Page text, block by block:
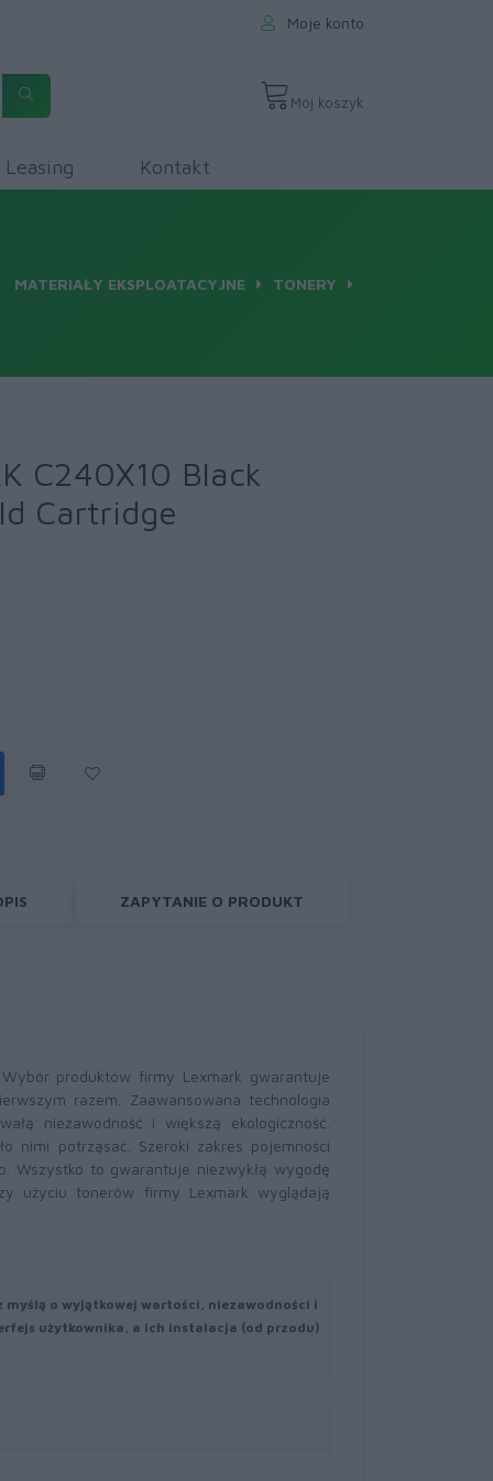
Moje konto
Mój koszyk
Leasing Kontakt
MATERIAŁY EKSPLOATACYJNE TONERY
C240X10 Black
Cartridge
ZAPYTANIE O PRODUKT
produktów firmy Lexmark gwarantuje
razem. Zaawansowana technologia
niezawodność i większą ekologiczność.
nimi potrząsać. Szeroki zakres pojemności
Wszystko to gwarantuje niezwykłą wygodę
użyciu tonerów firmy Lexmark wyglądają
o wyjątkowej wartości, niezawodności i
użytkownika, a ich instalacja (od przodu)